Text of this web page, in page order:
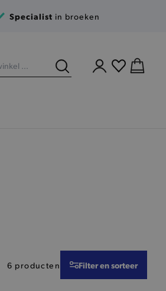
Specialist in broeken
6 producten Filter en sorteer